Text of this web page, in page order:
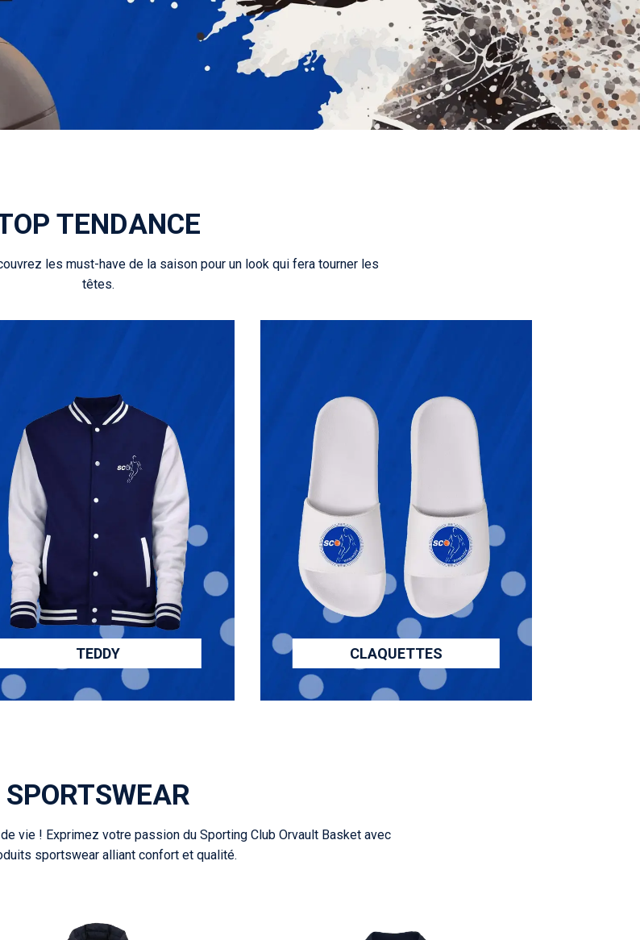
TENDANCE
les must-have de la saison pour un look qui fera tourner les
têtes.
TEDDY CLAQUETTES
SPORTSWEAR
vie ! Exprimez votre passion du Sporting Club Orvault Basket avec
sportswear alliant confort et qualité.